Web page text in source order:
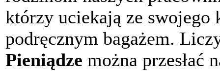
którzy uciekają ze
podręcznym bagażem.
Pieniądze można przesłać